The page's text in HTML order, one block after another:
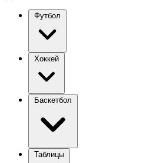
Футбол
Хоккей
Баскетбол
Таблицы